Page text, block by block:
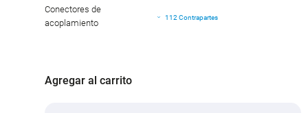
Conectores de
acoplamiento
112 Contrapartes
Agregar al carrito